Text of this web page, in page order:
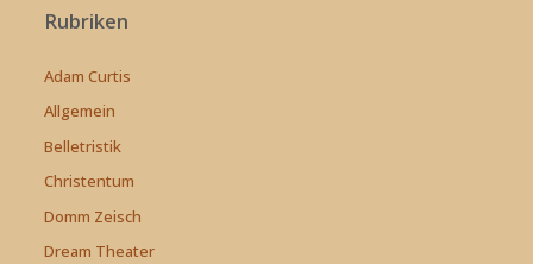
Rubriken
Adam Curtis
Allgemein
Belletristik
Christentum
Domm Zeisch
Dream Theater